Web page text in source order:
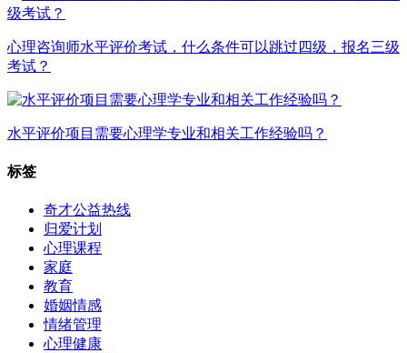
心理咨询师水平评价考试，什么条件可以跳过四级，报名三级
考试？
水平评价项目需要心理学专业和相关工作经验吗？
标签
奇才公益热线
归爱计划
心理课程
家庭
教育
婚姻情感
情绪管理
心理健康